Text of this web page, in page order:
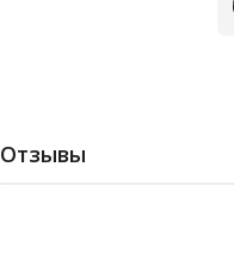
Отзывы